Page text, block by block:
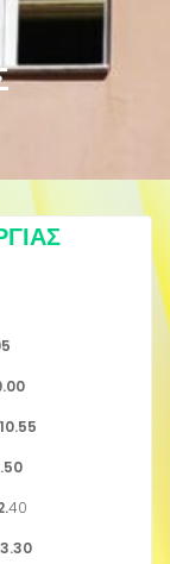
40